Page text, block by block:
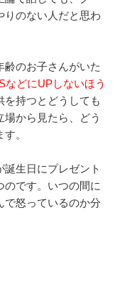
りのない人だと思わ
齢のお子さんがいた
などにUPしないほう
を持つとどうしても
から見たら、どう
。
生日にプレゼント
のです。いつの間に
で怒っているのか分